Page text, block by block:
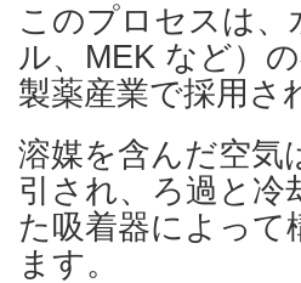
このプロセスは、
ル、MEK など）
製薬産業で採用さ
溶媒を含んだ空気
引され、ろ過と冷
た吸着器によって
ます。